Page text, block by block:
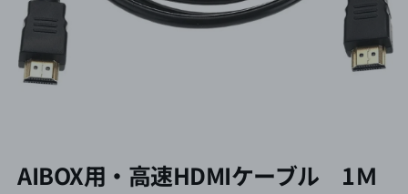
AIBOX用・高速HDMIケーブル 1Ｍ